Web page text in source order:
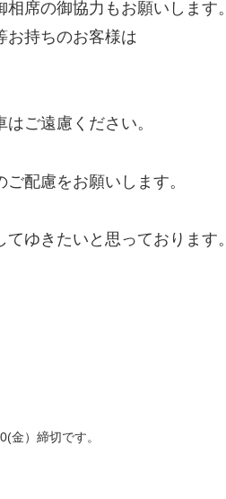
席の御協力もお願いします。
お持ちのお客様は
ご遠慮ください。
配慮をお願いします。
ゆきたいと思っております。
金）締切です。